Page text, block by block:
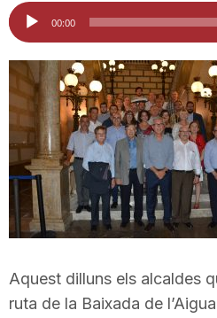
a
t
Reproductor
d'àudio
00:00
Aquest dilluns els alcaldes
ruta de la Baixada de